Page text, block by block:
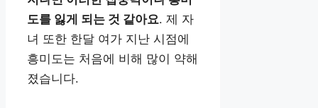
도를 잃게 되는 것 같아요. 제 자
녀 또한 한달 여가 지난 시점에
흥미도는 처음에 비해 많이 약해
졌습니다.